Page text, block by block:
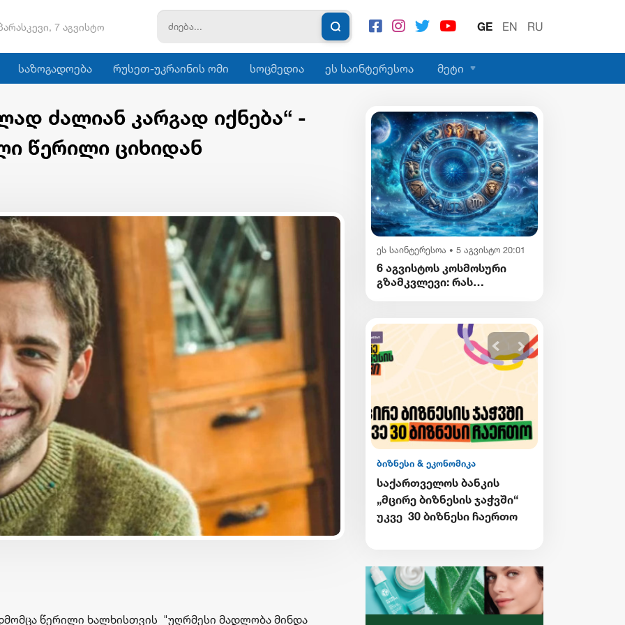
7 აგვისტო GE EN RU
საზოგადოება რუსეთ-უკრაინის ომი სოცმედია ეს საინტერესოა მეტი
ძალიან კარგად იქნება“ -
წერილი ციხიდან
წერილი ხალხისთვის "უღრმესი მადლობა მინდა
ეს საინტერესოა • 5 აგვისტო 20:01
6 აგვისტოს კოსმოსური
გზამკვლევი: რას
ბიზნესი & ეკონომიკა
Euromoney-მ
საქართველოს ბანკი CEE
კატეგორიაში საუკეთესო
ბანკად დაასახელა
საქართველოს ბანკის
„მცირე ბიზნესის ჯაჭვში“
უკვე 30 ბიზნესი ჩაერთო
ბიზნესი & ეკონომიკა
Wine Square X Lunatic
ერთმანეთის
მხარდასაჭერად | მცირე